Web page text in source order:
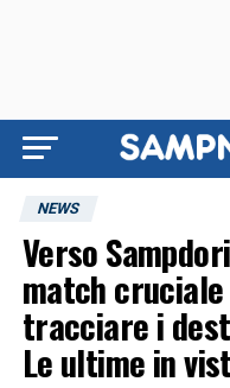
NEWS
Verso
match
tracciare i
Le ultime in